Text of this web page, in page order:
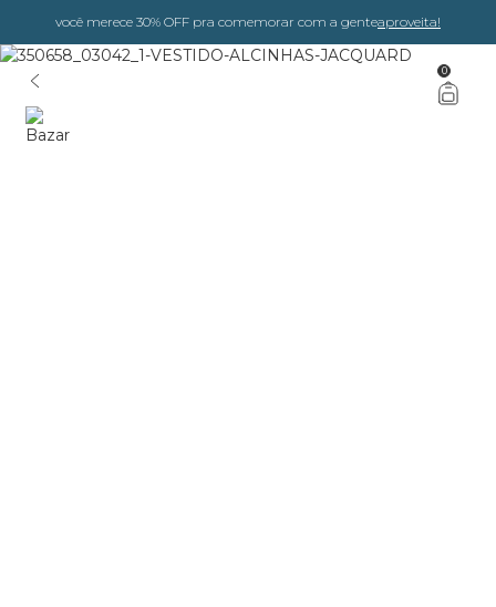
você merece 30% OFF pra comemorar com a genteaproveita!
0